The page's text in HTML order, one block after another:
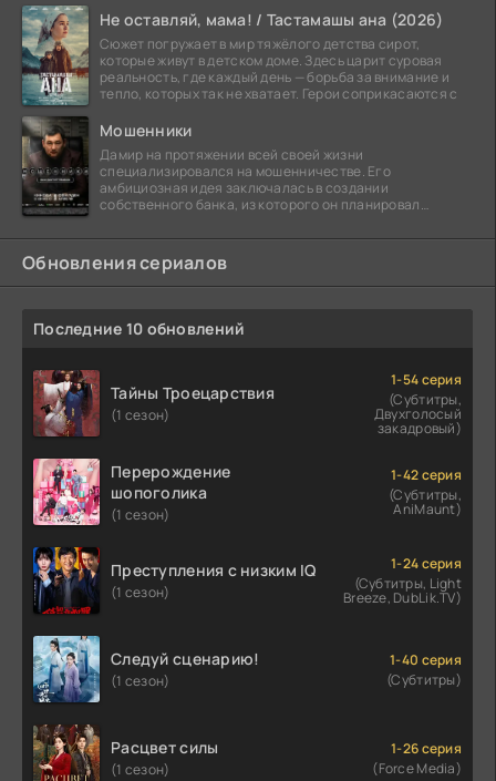
Не оставляй, мама! / Тастамашы ана (2026)
Сюжет погружает в мир тяжёлого детства сирот,
которые живут в детском доме. Здесь царит суровая
реальность, где каждый день — борьба за внимание и
тепло, которых так не хватает. Герои соприкасаются с
Мошенники
Дамир на протяжении всей своей жизни
специализировался на мошенничестве. Его
амбициозная идея заключалась в создании
собственного банка, из которого он планировал
Обновления сериалов
Последние 10 обновлений
Тайны Троецарствия
(1 сезон)
1-54 серия
(Субтитры,
Двухголосый
закадровый)
Перерождение
шопоголика
(1 сезон)
1-42 серия
(Субтитры,
AniMaunt)
Преступления с низким IQ
(1 сезон)
1-24 серия
(Субтитры, Light
Breeze, DubLik.TV)
Следуй сценарию!
(1 сезон)
1-40 серия
(Субтитры)
Расцвет силы
(1 сезон)
1-26 серия
(Force Media)